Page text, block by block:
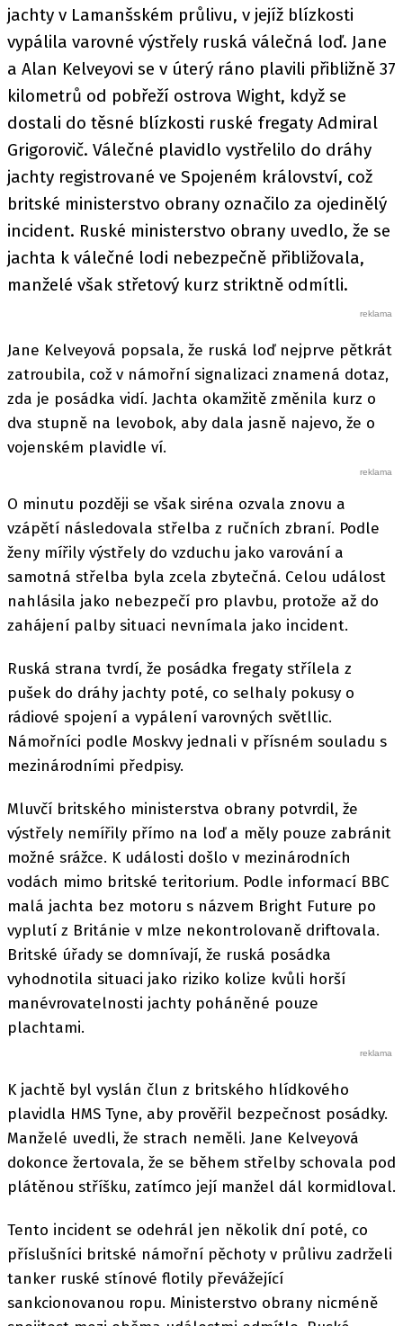
jachty v Lamanšském průlivu, v jejíž blízkosti
vypálila varovné výstřely ruská válečná loď. Jane
a Alan Kelveyovi se v úterý ráno plavili přibližně 37
kilometrů od pobřeží ostrova Wight, když se
dostali do těsné blízkosti ruské fregaty Admiral
Grigorovič. Válečné plavidlo vystřelilo do dráhy
jachty registrované ve Spojeném království, což
britské ministerstvo obrany označilo za ojedinělý
incident. Ruské ministerstvo obrany uvedlo, že se
jachta k válečné lodi nebezpečně přibližovala,
manželé však střetový kurz striktně odmítli.
Jane Kelveyová popsala, že ruská loď nejprve pětkrát
zatroubila, což v námořní signalizaci znamená dotaz,
zda je posádka vidí. Jachta okamžitě změnila kurz o
dva stupně na levobok, aby dala jasně najevo, že o
vojenském plavidle ví.
O minutu později se však siréna ozvala znovu a
vzápětí následovala střelba z ručních zbraní. Podle
ženy mířily výstřely do vzduchu jako varování a
samotná střelba byla zcela zbytečná. Celou událost
nahlásila jako nebezpečí pro plavbu, protože až do
zahájení palby situaci nevnímala jako incident.
Ruská strana tvrdí, že posádka fregaty střílela z
pušek do dráhy jachty poté, co selhaly pokusy o
rádiové spojení a vypálení varovných světllic.
Námořníci podle Moskvy jednali v přísném souladu s
mezinárodními předpisy.
Mluvčí britského ministerstva obrany potvrdil, že
výstřely nemířily přímo na loď a měly pouze zabránit
možné srážce. K události došlo v mezinárodních
vodách mimo britské teritorium. Podle informací BBC
malá jachta bez motoru s názvem Bright Future po
vyplutí z Británie v mlze nekontrolovaně driftovala.
Britské úřady se domnívají, že ruská posádka
vyhodnotila situaci jako riziko kolize kvůli horší
manévrovatelnosti jachty poháněné pouze
plachtami.
K jachtě byl vyslán člun z britského hlídkového
plavidla HMS Tyne, aby prověřil bezpečnost posádky.
Manželé uvedli, že strach neměli. Jane Kelveyová
dokonce žertovala, že se během střelby schovala pod
plátěnou stříšku, zatímco její manžel dál kormidloval.
Tento incident se odehrál jen několik dní poté, co
příslušníci britské námořní pěchoty v průlivu zadrželi
tanker ruské stínové flotily převážející
sankcionovanou ropu. Ministerstvo obrany nicméně